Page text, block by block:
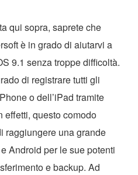
qui sopra, saprete che
è in grado di aiutarvi a
9.1 senza troppe difficoltà.
di registrare tutti gli
o dell’iPad tramite
effetti, questo comodo
raggiungere una grande
Android per le sue potenti
e backup. Ad